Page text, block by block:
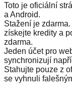
Toto je oficiální
a Android.
Stažení je
získejte kredity a
zdarma.
Jeden účet pro
synchronizují
Stahujte pouze z
se vyhnuli